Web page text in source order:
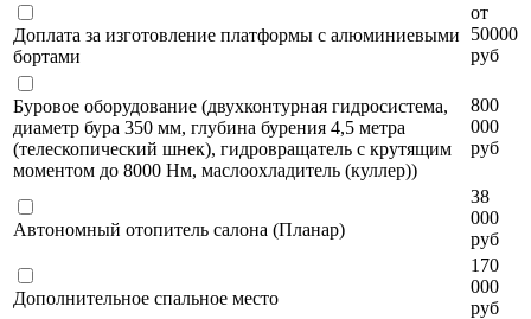
Доплата за изготовление платформы с алюминиевыми
бортами
от
50000
руб
Буровое оборудование (двухконтурная гидросистема,
диаметр бура 350 мм, глубина бурения 4,5 метра
(телескопический шнек), гидровращатель с крутящим
моментом до 8000 Нм, маслоохладитель (куллер))
800
000
руб
Автономный отопитель салона (Планар)
38
000
руб
Дополнительное спальное место
170
000
руб